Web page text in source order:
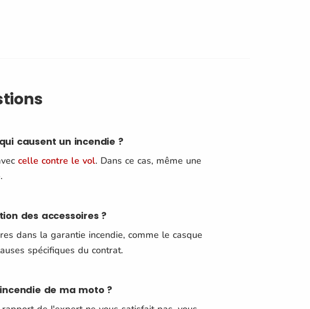
causent un incendie ?
celle contre le vol. Dans ce cas, même une
des accessoires ?
dans la garantie incendie, comme le casque
spécifiques du contrat.
de ma moto ?